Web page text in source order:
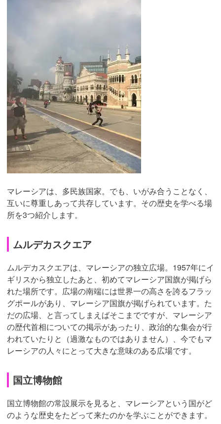
マレーシアは、多民族国家。でも、いがみ合うことなく、
互いに尊重しあって共存しています。その歴史を学べる場
所を3つ紹介します。
ムルデカスクエア
ムルデカスクエアは、マレーシアの独立広場。1957年にイ
ギリスから独立したあと、初めてマレーシア国旗が掲げら
れた場所です。広場の南端には世界一の高さを誇るフラッ
グポールがあり、マレーシア国旗が掲げられています。た
だの広場、と言ってしまえばそこまでですが、マレーシア
の歴代首相についての掲示があったり、政治的な集会が行
われていたりと（過激なものではありません）、今でもマ
レーシアの人々にとって大きな意味のある広場です。
国立博物館
国立博物館の常設展示を見ると、マレーシアという国がど
のような歴史をたどって来たのかを学ぶことができます。